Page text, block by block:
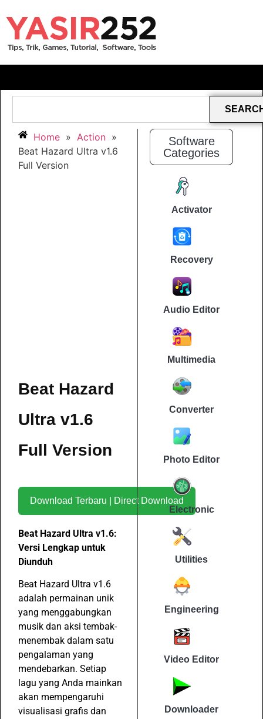
Home » Action »
Beat Hazard Ultra v1.6
Full Version
Beat Hazard
Ultra v1.6
Full Version
Download Terbaru | Direct Download
Beat Hazard Ultra v1.6:
Versi Lengkap untuk
Diunduh
Beat Hazard Ultra v1.6
adalah permainan unik
yang menggabungkan
musik dan aksi tembak-
menembak dalam satu
pengalaman yang
mendebarkan. Setiap
lagu yang Anda mainkan
akan mempengaruhi
visualisasi grafis dan
Software
Categories
Activator
Recovery
Audio Editor
Multimedia
Converter
Photo Editor
Electronic
Utilities
Engineering
Video Editor
Downloader